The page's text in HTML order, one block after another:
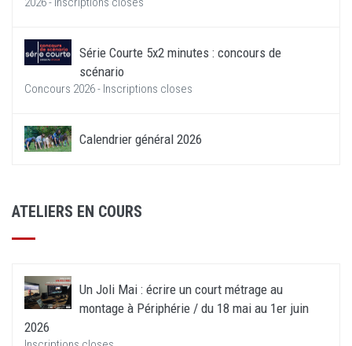
Série Courte 5x2 minutes : concours de
scénario
Concours 2026 - Inscriptions closes
Calendrier général 2026
ATELIERS EN COURS
Un Joli Mai : écrire un court métrage au
montage à Périphérie / du 18 mai au 1er juin
2026